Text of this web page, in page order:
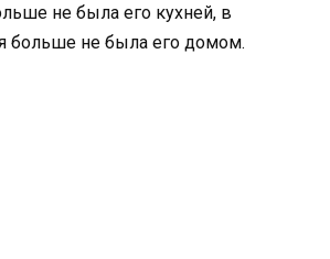
не была его кухней, в
больше не была его домом.